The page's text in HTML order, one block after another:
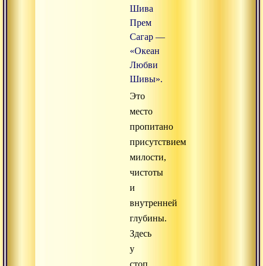
Шива
Прем
Сагар —
«Океан
Любви
Шивы».
Это
место
пропитано
присутствием
милости,
чистоты
и
внутренней
глубины.
Здесь
у
стоп